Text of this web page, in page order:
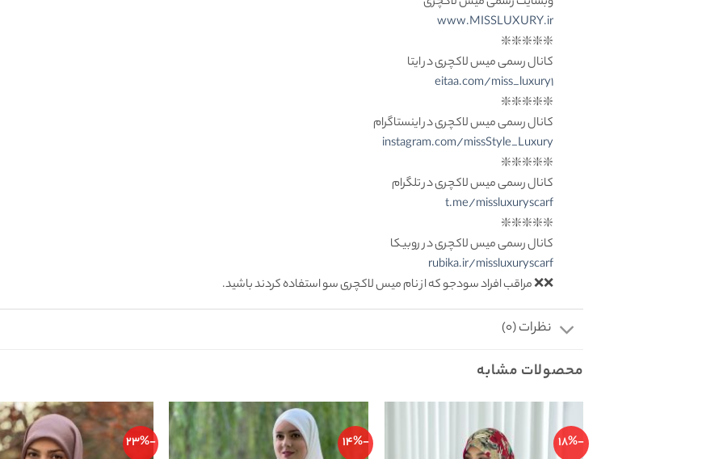
www.MISSLUXURY.ir
❇️❇️❇️❇️❇️
کانال رسمی میس لاکچری در ایتا
eitaa.com/miss_luxury1
❇️❇️❇️❇️❇️
کانال رسمی میس لاکچری در اینستاگرام
instagram.com/missStyle_Luxury
❇️❇️❇️❇️❇️
کانال رسمی میس لاکچری در تلگرام
t.me/missluxuryscarf
❇️❇️❇️❇️❇️
کانال رسمی میس لاکچری در روبیکا
rubika.ir/missluxuryscarf
❌❌ مراقب افراد سودجو که از نام میس لاکچری سو استفاده کردند باشید.
نظرات (0)
محصولات مشابه
-18%
-14%
-23%